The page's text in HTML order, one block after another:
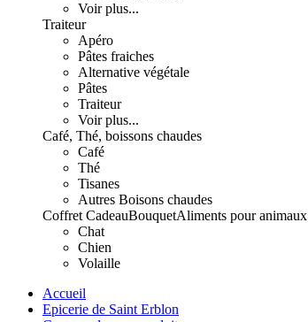
Voir plus...
Traiteur
Apéro
Pâtes fraiches
Alternative végétale
Pâtes
Traiteur
Voir plus...
Café, Thé, boissons chaudes
Café
Thé
Tisanes
Autres Boisons chaudes
Coffret CadeauBouquetAliments pour animaux
Chat
Chien
Volaille
Accueil
Epicerie de Saint Erblon